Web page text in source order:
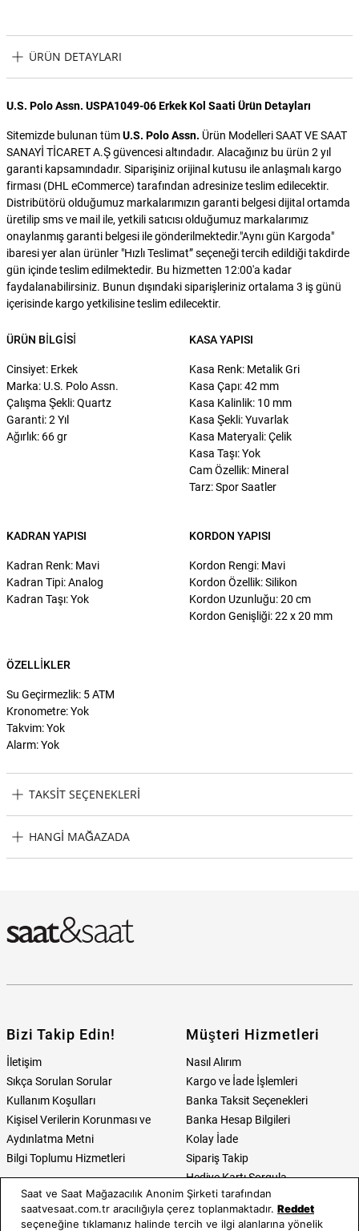
ÜRÜN DETAYLARI
U.S. Polo Assn. USPA1049-06 Erkek Kol Saati Ürün Detayları
Sitemizde bulunan tümU.S. Polo Assn. Ürün Modelleri SAAT VE SAAT
SANAYİ TİCARET A.Ş güvencesi altındadır. Alacağınız bu ürün 2 yıl
garanti kapsamındadır. Siparişiniz orijinal kutusu ile anlaşmalı kargo
firması (DHL eCommerce) tarafından adresinize teslim edilecektir.
Distribütörü olduğumuz markalarımızın garanti belgesi dijital ortamda
üretilip sms ve mail ile, yetkili satıcısı olduğumuz markalarımız
onaylanmış garanti belgesi ile gönderilmektedir."Aynı gün Kargoda"
ibaresi yer alan ürünler "Hızlı Teslimat” seçeneği tercih edildiği takdirde
gün içinde teslim edilmektedir. Bu hizmetten 12:00'a kadar
faydalanabilirsiniz. Bunun dışındaki siparişleriniz ortalama 3 iş günü
içerisinde kargo yetkilisine teslim edilecektir.
ÜRÜN BILGISI
Cinsiyet: Erkek
Marka: U.S. Polo Assn.
Çalışma Şekli: Quartz
Garanti: 2 Yıl
Ağırlık: 66 gr
KASA YAPISI
Kasa Renk: Metalik Gri
Kasa Çapı: 42 mm
Kasa Kalinlik: 10 mm
Kasa Şekli: Yuvarlak
Kasa Materyali: Çelik
Kasa Taşı: Yok
Cam Özellik: Mineral
Tarz: Spor Saatler
KADRAN YAPISI
Kadran Renk: Mavi
Kadran Tipi: Analog
Kadran Taşı: Yok
KORDON YAPISI
Kordon Rengi: Mavi
Kordon Özellik: Silikon
Kordon Uzunluğu: 20 cm
Kordon Genişliği: 22 x 20 mm
ÖZELLIKLER
Su Geçirmezlik: 5 ATM
Kronometre: Yok
Takvim: Yok
Alarm: Yok
TAKSIT SEÇENEKLERI
HANGI MAĞAZADA
Bizi Takip Edin!
İletişim
Sıkça Sorulan Sorular
Kullanım Koşulları
Kişisel Verilerin Korunması ve
Aydınlatma Metni
Bilgi Toplumu Hizmetleri
Müşteri Hizmetleri
Nasıl Alırım
Kargo ve İade İşlemleri
Banka Taksit Seçenekleri
Banka Hesap Bilgileri
Kolay İade
Sipariş Takip
Hediye Kartı Sorgula
E-Garanti ve E-Fatura
Kullanım Kılavuzları
Saat ve Saat Mağazacılık Anonim Şirketi tarafından
saatvesaat.com.tr aracılığıyla çerez toplanmaktadır. Reddet
seçeneğine tıklamanız halinde tercih ve ilgi alanlarına yönelik